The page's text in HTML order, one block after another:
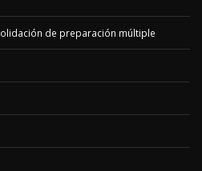
de preparación múltiple